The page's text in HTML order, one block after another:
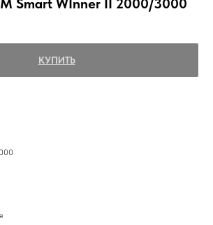
Smart WInner II 2000/3000
КУПИТЬ